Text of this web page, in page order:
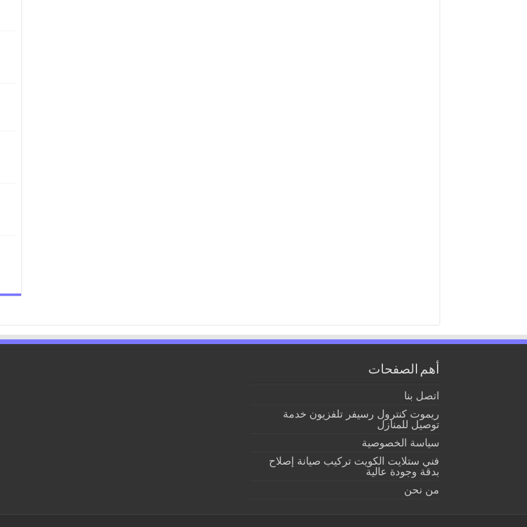
أهم الصفحات
اتصل بنا
ريموت كنترول رسيفر تلفزيون خدمة
توصيل للمنازل
سياسة الخصوصية
فني ستلايت الكويت تركيب صيانة إصلاح
بدقة وجودة عالية
من نحن